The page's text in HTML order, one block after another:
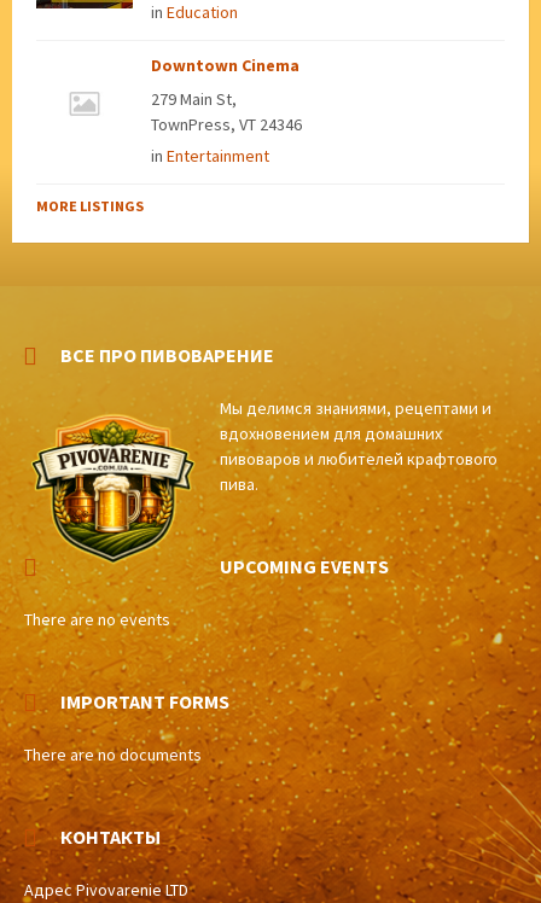
in Education
Downtown Cinema
279 Main St,
TownPress, VT 24346
in Entertainment
MORE LISTINGS
ВСЕ ПРО ПИВОВАРЕНИЕ
Мы делимся знаниями, рецептами и
вдохновением для домашних
пивоваров и любителей крафтового
пива.
UPCOMING EVENTS
There are no events
IMPORTANT FORMS
There are no documents
КОНТАКТЫ
Адрес Pivovarenie LTD